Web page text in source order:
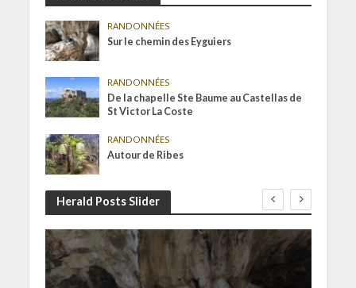
RANDONNÉES
Sur le chemin des Eyguiers
RANDONNÉES
De la chapelle Ste Baume au Castellas de
St Victor La Coste
RANDONNÉES
Autour de Ribes
Herald Posts Slider